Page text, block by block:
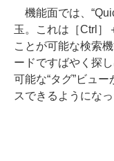
機能面では、
玉。これは［Ctrl］
ことが可能な検索
ードですばやく探
可能な“タグ”ビュ
スできるようになっ